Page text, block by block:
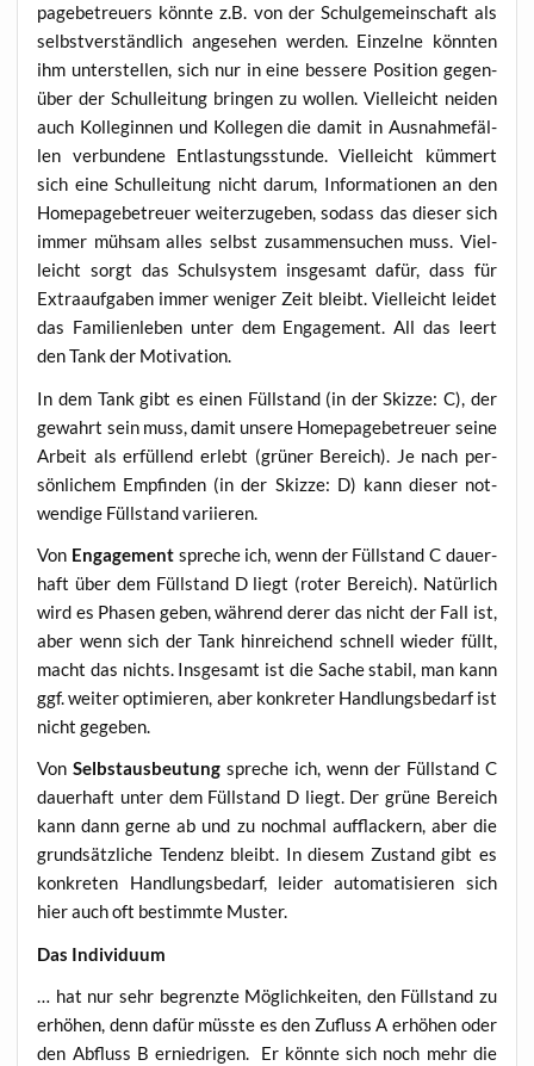
page­be­treu­ers könn­te z.B. von der Schul­ge­mein­schaft als
selbst­ver­ständ­lich ange­se­hen wer­den. Ein­zel­ne könn­ten
ihm unter­stel­len, sich nur in eine bes­se­re Posi­ti­on gegen­
über der Schul­lei­tung brin­gen zu wol­len. Viel­leicht nei­den
auch Kol­le­gin­nen und Kol­le­gen die damit in Aus­nah­me­fäl­
len ver­bun­de­ne Ent­las­tungs­stun­de. Viel­leicht küm­mert
sich eine Schul­lei­tung nicht dar­um, Infor­ma­tio­nen an den
Home­page­be­treu­er wei­ter­zu­ge­ben, sodass das die­ser sich
immer müh­sam alles selbst zusam­men­su­chen muss. Viel­
leicht sorgt das Schul­sys­tem ins­ge­samt dafür, dass für
Extra­auf­ga­ben immer weni­ger Zeit bleibt. Viel­leicht lei­det
das Fami­li­en­le­ben unter dem Enga­ge­ment. All das leert
den Tank der Motivation.
In dem Tank gibt es einen Füll­stand (in der Skiz­ze: C), der
gewahrt sein muss, damit unse­re Home­page­be­treu­er sei­ne
Arbeit als erfül­lend erlebt (grü­ner Bereich). Je nach per­
sön­li­chem Emp­fin­den (in der Skiz­ze: D) kann die­ser not­
wen­di­ge Füll­stand variieren.
Von Enga­ge­ment spre­che ich, wenn der Füll­stand C dau­er­
haft über dem Füll­stand D liegt (roter Bereich). Natür­lich
wird es Pha­sen geben, wäh­rend derer das nicht der Fall ist,
aber wenn sich der Tank hin­rei­chend schnell wie­der füllt,
macht das nichts. Ins­ge­samt ist die Sache sta­bil, man kann
ggf. wei­ter opti­mie­ren, aber kon­kre­ter Hand­lungs­be­darf ist
nicht gegeben.
VonSelbst­aus­beu­tung spre­che ich, wenn der Füll­stand C
dau­er­haft unter dem Füll­stand D liegt. Der grü­ne Bereich
kann dann ger­ne ab und zu noch­mal auf­fla­ckern, aber die
grund­sätz­li­che Ten­denz bleibt. In die­sem Zustand gibt es
kon­kre­ten Hand­lungs­be­darf, lei­der auto­ma­ti­sie­ren sich
hier auch oft bestimm­te Muster.
Das Indi­vi­du­um
… hat nur sehr begrenz­te Mög­lich­kei­ten, den Füll­stand zu
erhö­hen, denn dafür müss­te es den Zufluss A erhö­hen oder
den Abfluss B ernied­ri­gen. Er könn­te sich noch mehr die